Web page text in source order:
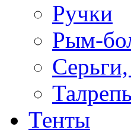
Ручки
Рым-
Тенты